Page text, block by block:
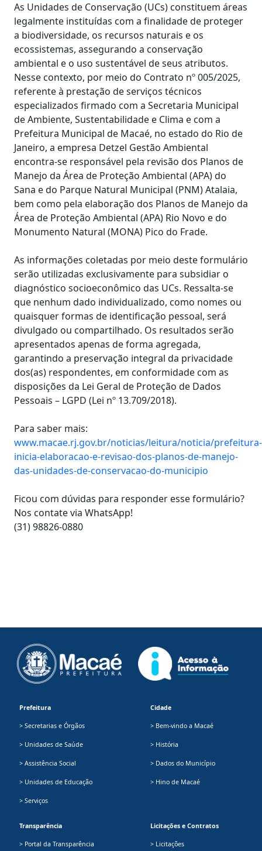
As Unidades de Conservação (UCs) constituem áreas
legalmente instituídas com a finalidade de proteger
a biodiversidade, os recursos naturais e os
ecossistemas, assegurando a conservação
ambiental e o uso sustentável de seus atributos.
Nesse contexto, por meio do Contrato nº 005/2025,
referente à prestação de serviços técnicos
especializados firmado com a Secretaria Municipal
de Ambiente, Sustentabilidade e Clima e com a
Prefeitura Municipal de Macaé, no estado do Rio de
Janeiro, a empresa Detzel Gestão Ambiental
encontra-se responsável pela revisão dos Planos de
Manejo da Área de Proteção Ambiental (APA) do
Sana e do Parque Natural Municipal (PNM) Atalaia,
bem como pela elaboração dos Planos de Manejo da
Área de Proteção Ambiental (APA) Rio Novo e do
Monumento Natural (MONA) Pico do Frade.
As informações coletadas por meio deste formulário
serão utilizadas exclusivamente para subsidiar o
diagnóstico socioeconômico das UCs. Ressalta-se
que nenhum dado individualizado, como nomes ou
quaisquer formas de identificação pessoal, será
divulgado ou compartilhado. Os resultados serão
apresentados apenas de forma agregada,
garantindo a preservação integral da privacidade
dos(as) respondentes, em conformidade com as
disposições da Lei Geral de Proteção de Dados
Pessoais – LGPD (Lei nº 13.709/2018).
Para saber mais:
www.macae.rj.gov.br/noticias/leitura/noticia/prefeitura-
inicia-elaboracao-e-revisao-dos-planos-de-manejo-
das-unidades-de-conservacao-do-municipio
Ficou com dúvidas para responder esse formulário?
Nos contate via WhatsApp!
(31) 98826-0880
Prefeitura
> Secretarias e Órgãos
> Unidades de Saúde
> Assistência Social
> Unidades de Educação
> Serviços
Cidade
> Bem-vindo a Macaé
> História
> Dados do Município
> Hino de Macaé
Transparência
> Portal da Transparência
Licitações e Contratos
> Licitações